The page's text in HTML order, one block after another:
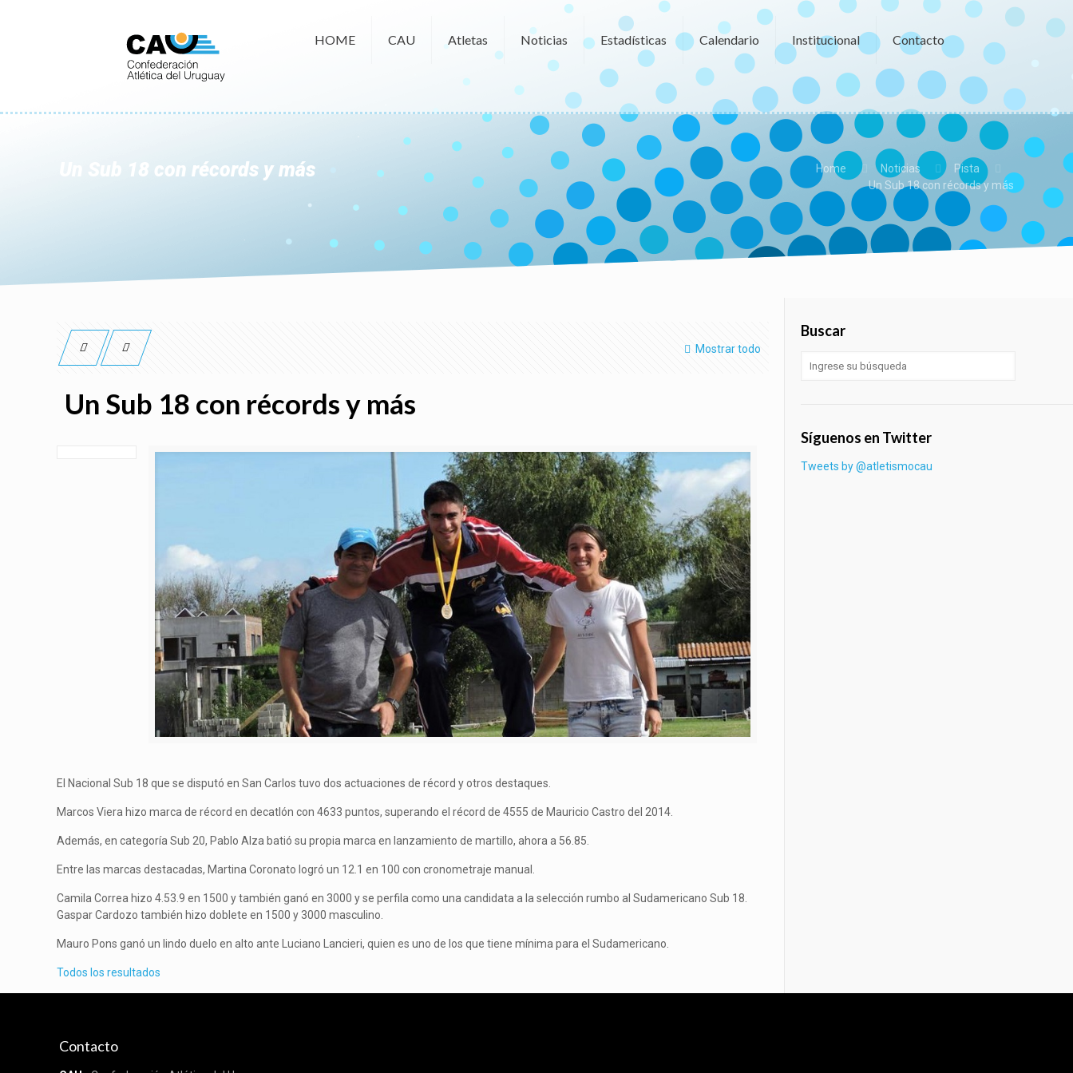
HOME CAU Atletas Noticias Estadísticas Calendario Institucional Contacto
Un Sub 18 con récords y más Home Noticias
Pista
Un Sub 18 con récords y más
Mostrar todo
Un Sub 18 con récords y más
El Nacional Sub 18 que se disputó en San Carlos tuvo dos actuaciones de récord y otros destaques.
Marcos Viera hizo marca de récord en decatlón con 4633 puntos, superando el récord de 4555 de Mauricio Castro del 2014.
Además, en categoría Sub 20, Pablo Alza batió su propia marca en lanzamiento de martillo, ahora a 56.85.
Entre las marcas destacadas, Martina Coronato logró un 12.1 en 100 con cronometraje manual.
Camila Correa hizo 4.53.9 en 1500 y también ganó en 3000 y se perfila como una candidata a la selección rumbo al Sudamericano Sub 18.
Gaspar Cardozo también hizo doblete en 1500 y 3000 masculino.
Mauro Pons ganó un lindo duelo en alto ante Luciano Lancieri, quien es uno de los que tiene mínima para el Sudamericano.
Todos los resultados
Buscar
Síguenos en Twitter
Tweets by @atletismocau
Contacto